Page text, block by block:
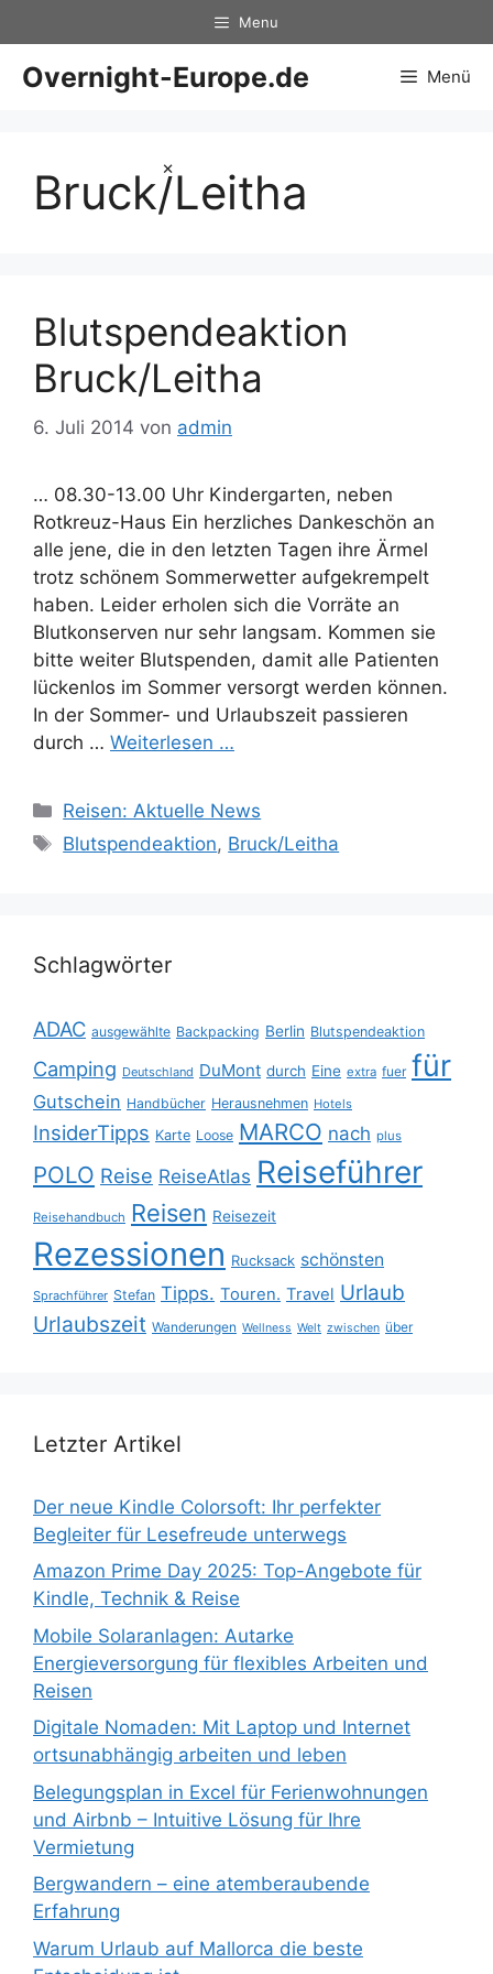
×
Inhalt
springen
Menu
Overnight-Europe.de Menü
Bruck/Leitha
Blutspendeaktion
Bruck/Leitha
6. Juli 2014 von admin
… 08.30-13.00 Uhr Kindergarten, neben
Rotkreuz-Haus Ein herzliches Dankeschön an
alle jene, die in den letzten Tagen ihre Ärmel
trotz schönem Sommerwetter aufgekrempelt
haben. Leider erholen sich die Vorräte an
Blutkonserven nur sehr langsam. Kommen sie
bitte weiter Blutspenden, damit alle Patienten
lückenlos im Sommer versorgt werden können.
In der Sommer- und Urlaubszeit passieren
durch … Weiterlesen …
Kategorien
Reisen: Aktuelle News
Schlagwörter
Blutspendeaktion, Bruck/Leitha
Schlagwörter
ADAC ausgewählte Backpacking Berlin Blutspendeaktion
Camping Deutschland DuMont durch Eine extra fuer für
Gutschein Handbücher Herausnehmen Hotels
InsiderTipps Karte Loose MARCO nach plus
POLO Reise ReiseAtlas Reiseführer
Reisehandbuch Reisen Reisezeit
Rezessionen Rucksack schönsten
Sprachführer Stefan Tipps. Touren. Travel Urlaub
Urlaubszeit Wanderungen Wellness Welt zwischen über
Letzter Artikel
Der neue Kindle Colorsoft: Ihr perfekter
Begleiter für Lesefreude unterwegs
Amazon Prime Day 2025: Top-Angebote für
Kindle, Technik & Reise
Mobile Solaranlagen: Autarke
Energieversorgung für flexibles Arbeiten und
Reisen
Digitale Nomaden: Mit Laptop und Internet
ortsunabhängig arbeiten und leben
Belegungsplan in Excel für Ferienwohnungen
und Airbnb – Intuitive Lösung für Ihre
Vermietung
Bergwandern – eine atemberaubende
Erfahrung
Warum Urlaub auf Mallorca die beste